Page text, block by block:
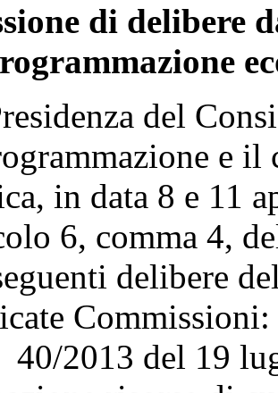
di delibere
del
e
in data 8 e 11
6, comma 4,
delibere
Commissioni:
del 19